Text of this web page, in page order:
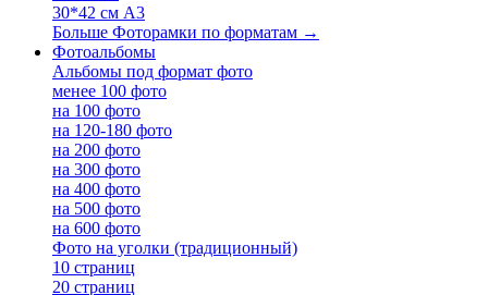
30*42 см А3
Больше Фоторамки по форматам →
Фотоальбомы
Альбомы под формат фото
менее 100 фото
на 100 фото
на 120-180 фото
на 200 фото
на 300 фото
на 400 фото
на 500 фото
на 600 фото
Фото на уголки (традиционный)
10 страниц
20 страниц